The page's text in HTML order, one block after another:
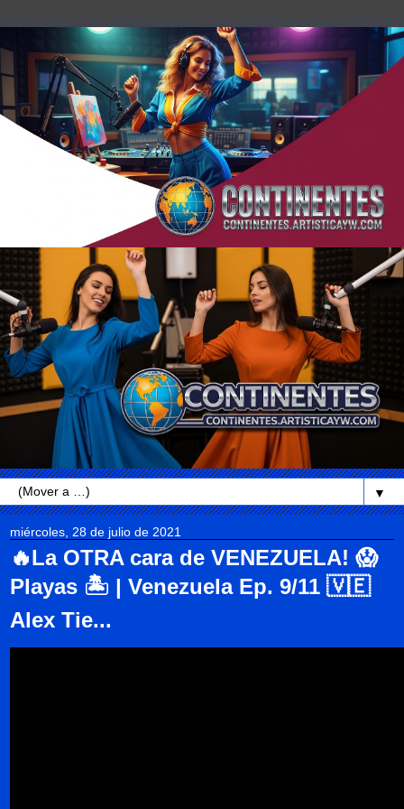
▼
miércoles, 28 de julio de 2021
🔥La OTRA cara de VENEZUELA! 😱
Playas 🏝️ | Venezuela Ep. 9/11 🇻🇪
Alex Tie...